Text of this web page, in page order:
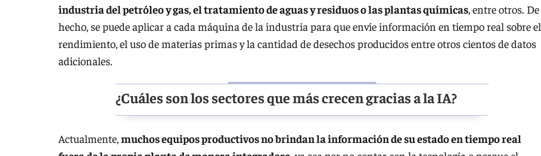
industria del petróleo y gas, el tratamiento de aguas y residuos o las plantas químicas, entre otros. De
hecho, se puede aplicar a cada máquina de la industria para que envíe información en tiempo real sobre el
rendimiento, el uso de materias primas y la cantidad de desechos producidos entre otros cientos de datos
adicionales.
¿Cuáles son los sectores que más crecen gracias a la IA?
Actualmente,muchos equipos productivos no brindan la información de su estado en tiempo real